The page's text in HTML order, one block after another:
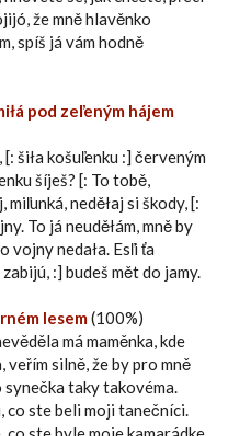
že mně hlavěnko
spíš já vám hodně
pod zeľeným hájem
[: šiła košuľenku :] červeným
šíješ? [: To tobě,
neděłaj si škody, [:
To já neuděłám, mně by
vojny nedała. Esľi ťa
:] budeš mět do jamy.
lesem(100%)
má maměnka, kde
veřím silně, že by pro mně
synečka taky takovéma.
co ste beli moji tanečníci.